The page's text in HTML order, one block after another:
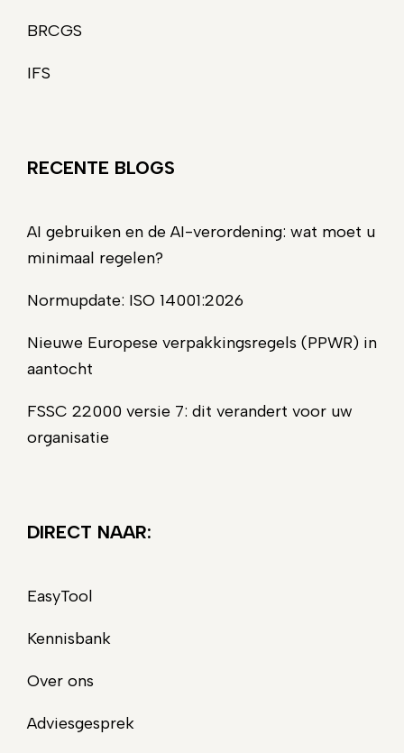
BRCGS
IFS
RECENTE BLOGS
AI gebruiken en de AI-verordening: wat moet u
minimaal regelen?
Normupdate: ISO 14001:2026
Nieuwe Europese verpakkingsregels (PPWR) in
aantocht
FSSC 22000 versie 7: dit verandert voor uw
organisatie
DIRECT NAAR:
EasyTool
Kennisbank
Over ons
Adviesgesprek